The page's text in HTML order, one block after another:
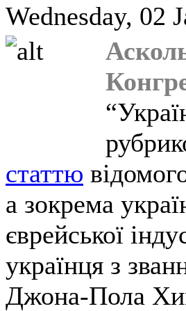
Wednesday, 02
статтю
а зокрема
єврейської
українця з
Джона-Пола